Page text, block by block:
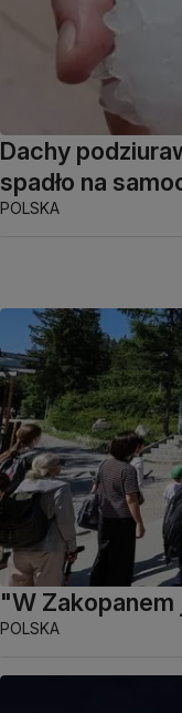
Dachy
spadło na
POLSKA
"W
POLSKA